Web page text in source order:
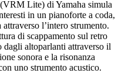
Lite) di Yamaha simula
in un pianoforte a coda,
l’intero strumento.
di scappamento sul retro
dagli altoparlanti attraverso il
sonora e la risonanza
uno strumento acustico.